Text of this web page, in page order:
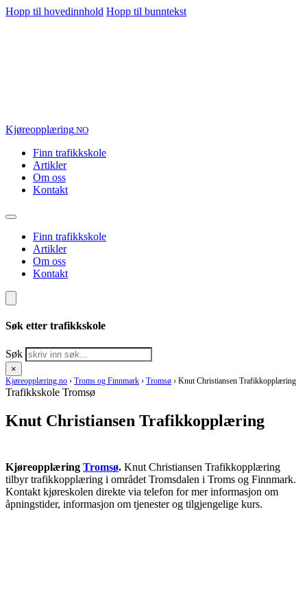
Hopp til hovedinnhold Hopp til bunntekst
Kjøreopplæring.NO
Finn trafikkskole
Artikler
Om oss
Kontakt
Finn trafikkskole
Artikler
Om oss
Kontakt
Søk etter trafikkskole
Søk
×
Kjøreopplæring.no › Troms og Finnmark › Tromsø › Knut Christiansen Trafikkopplæring
Trafikkskole Tromsø
Knut Christiansen Trafikkopplæring
Kjøreopplæring Tromsø. Knut Christiansen Trafikkopplæring
tilbyr trafikkopplæring i området Tromsdalen i Troms og Finnmark.
Kontakt kjøreskolen direkte via telefon for mer informasjon om
åpningstider, informasjon om tjenester og tilgjengelige kurs.